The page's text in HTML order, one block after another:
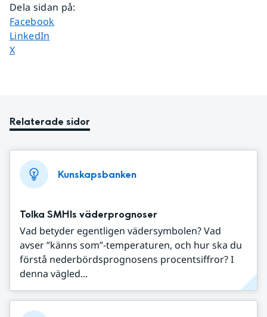
Dela sidan på:
Dela sidan på
Facebook
Dela sidan på
LinkedIn
Dela sidan på
X
Relaterade sidor
Kunskapsbanken
Tolka SMHIs väderprognoser
Vad betyder egentligen vädersymbolen? Vad
avser ”känns som”-temperaturen, och hur ska du
förstå nederbördsprognosens procentsiffror? I
denna vägled...